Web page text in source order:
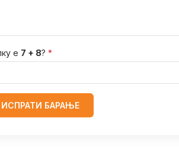
е 7 + 8? *
ИСПРАТИ БАРАЊЕ